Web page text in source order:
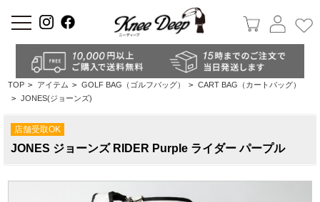
a
TOP > アイテム > GOLF BAG（ゴルフバッグ） > CART BAG（カートバッグ）
> JONES(ジョーンズ)
店舗受取OK
JONES ジョーンズ RIDER Purple ライダー パープル